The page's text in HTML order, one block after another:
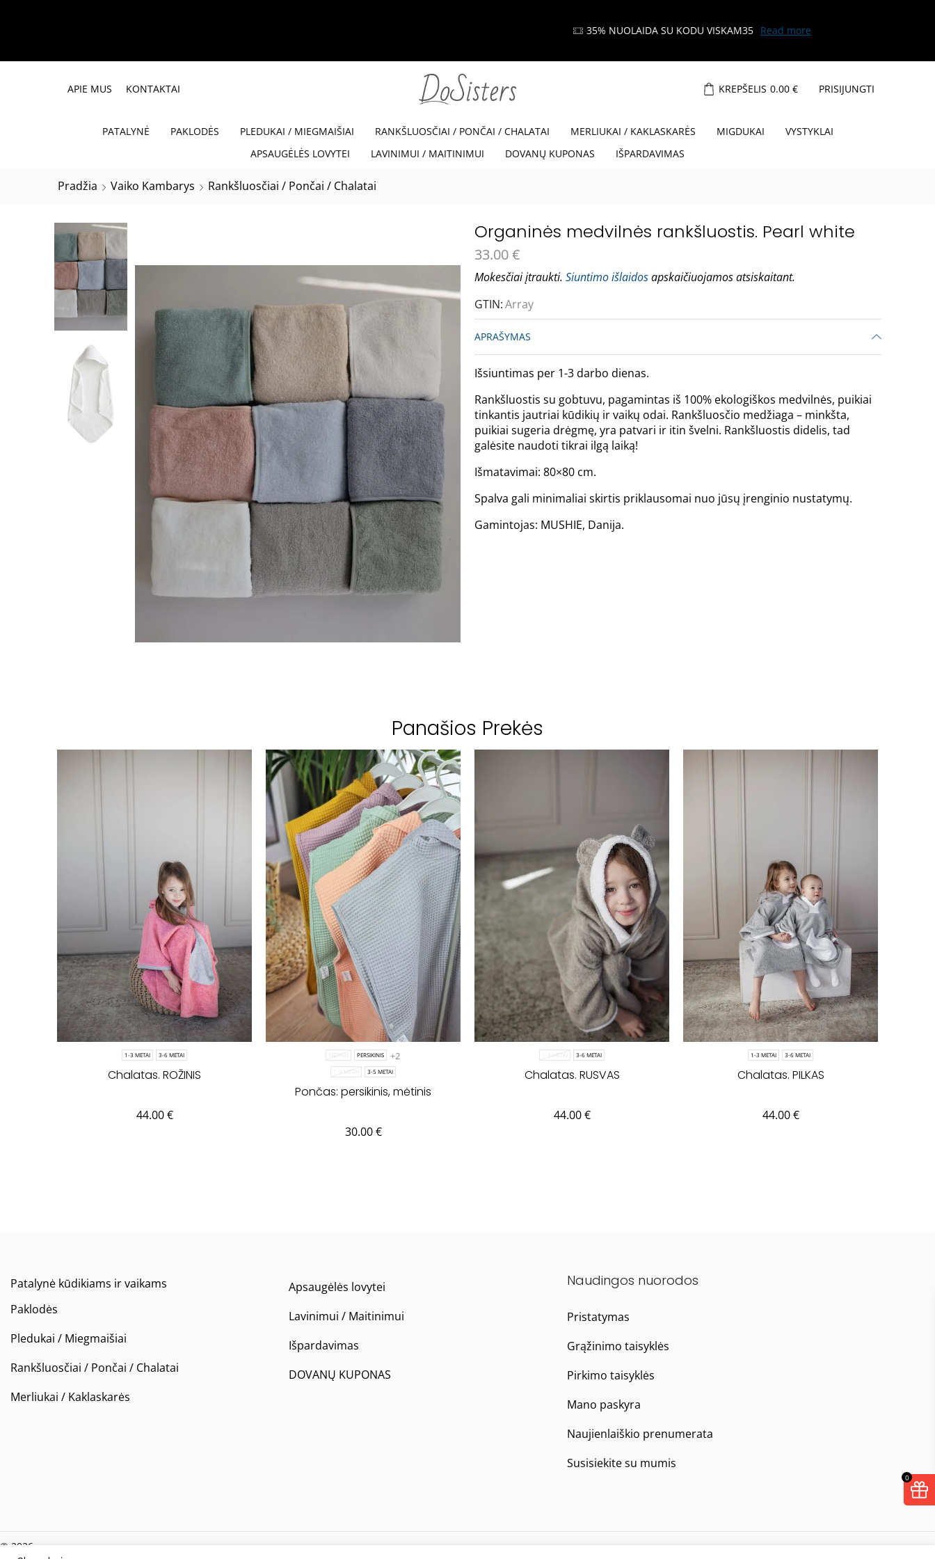
Read more
APIE MUS KONTAKTAI KREPŠELIS 0.00 € PRISIJUNGTI
PATALYNĖ PAKLODĖS PLEDUKAI / MIEGMAIŠIAI RANKŠLUOSČIAI / PONČAI / CHALATAI MERLIUKAI / KAKLASKARĖS MIGDUKAI
VYSTYKLAI
APSAUGĖLĖS LOVYTEI
LAVINIMUI / MAITINIMUI DOVANŲ KUPONAS IŠPARDAVIMAS
Pradžia Vaiko Kambarys Rankšluosčiai / Pončai / Chalatai
Organinės medvilnės rankšluostis. Pearl white
33.00€
Mokesčiai įtraukti. Siuntimo išlaidosapskaičiuojamos atsiskaitant.
GTIN:Array
APRAŠYMAS
Išsiuntimas per 1-3 darbo dienas.
Rankšluostis su gobtuvu, pagamintas iš 100% ekologiškos medvilnės, puikiai
tinkantis jautriai kūdikių ir vaikų odai. Rankšluosčio medžiaga – minkšta,
puikiai sugeria drėgmę, yra patvari ir itin švelni. Rankšluostis didelis, tad
galėsite naudoti tikrai ilgą laiką!
Išmatavimai: 80×80 cm.
Spalva gali minimaliai skirtis priklausomai nuo jūsų įrenginio nustatymų.
Gamintojas: MUSHIE, Danija.
Panašios Prekės
1-3 METAI 3-6 METAI
Chalatas. ROŽINIS
44.00€
MĖTINIS PERSIKINIS +2
1-3 METAI 3-5 METAI
Pončas: persikinis, mėtinis
30.00€
1-3 METAI 3-6 METAI
Chalatas. RUSVAS
44.00€
1-3 METAI 3-6 METAI
Chalatas. PILKAS
44.00€
Patalynė kūdikiams ir vaikams
Paklodės
Pledukai / Miegmaišiai
Rankšluosčiai / Pončai / Chalatai
Merliukai / Kaklaskarės
Apsaugėlės lovytei
Lavinimui / Maitinimui
Išpardavimas
DOVANŲ KUPONAS
Naudingos nuorodos
Pristatymas
Grąžinimo taisyklės
Pirkimo taisyklės
Mano paskyra
Naujienlaiškio prenumerata
Susisiekite su mumis
© 2026
0